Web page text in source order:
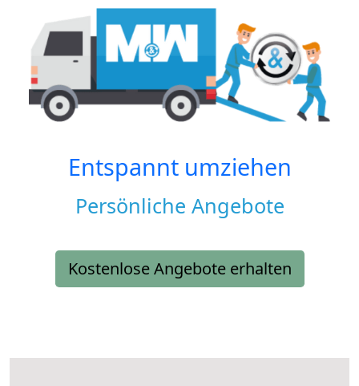
Entspannt umziehen
Persönliche Angebote
Kostenlose Angebote erhalten